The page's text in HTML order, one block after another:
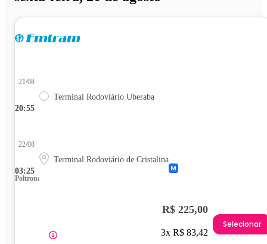
20:55
21/08
Terminal Rodoviário Uberaba
03:25
22/08
Terminal Rodoviário de Cristalina
Poltrona
R$ 225,00
3x R$ 83,42
Selecionar